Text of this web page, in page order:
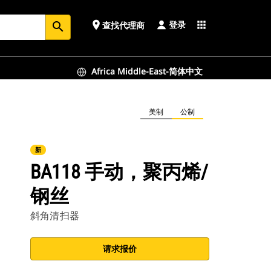
search place 查找代理商 登录 apps
Africa Middle-East-简体中文
美制 公制
新
BA118 手动，聚丙烯/
钢丝
斜角清扫器
请求报价